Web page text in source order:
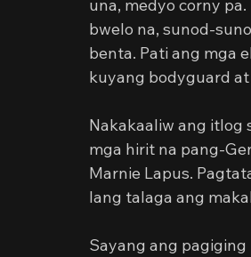
una, medyo corny
bwelo na, sunod-
benta. Pati ang mga
kuyang bodyguard
Nakakaaliw ang itlog
mga hirit na pang-
Marnie Lapus.
lang talaga ang
Sayang ang